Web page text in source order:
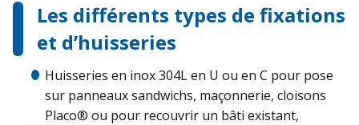
Les différents types de fixations
et d’huisseries
Huisseries en inox 304L en U ou en C pour pose
sur panneaux sandwichs, maçonnerie, cloisons
Placo® ou pour recouvrir un bâti existant,